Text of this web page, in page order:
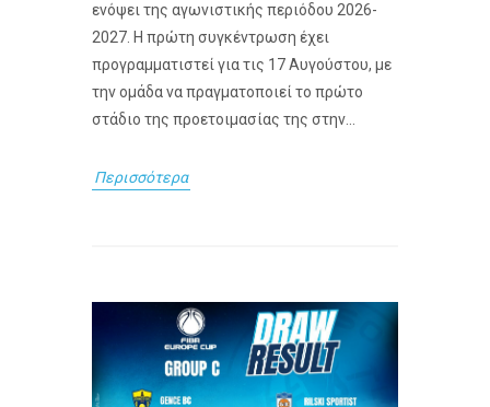
ενόψει της αγωνιστικής περιόδου 2026-
2027. Η πρώτη συγκέντρωση έχει
προγραμματιστεί για τις 17 Αυγούστου, με
την ομάδα να πραγματοποιεί το πρώτο
στάδιο της προετοιμασίας της στην...
Περισσότερα